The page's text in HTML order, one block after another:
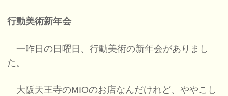
行動美術新年会
一昨日の日曜日、行動美術の新年会がありまし
た。
大阪天王寺のMIOのお店なんだけれど、ややこし